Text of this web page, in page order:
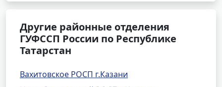
Другие районные отделения
ГУФССП России по Республике
Татарстан
Вахитовское РОСП г.Казани